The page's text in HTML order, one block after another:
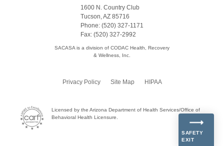
1600 N. Country Club
Tucson, AZ 85716
Phone: (520) 327-1171
Fax: (520) 327-2992
SACASA is a division of CODAC Health, Recovery
& Wellness, Inc.
Privacy Policy Site Map HIPAA
Licensed by the Arizona Department of Health Services/Office of
Behavioral Health Licensure.
SAFETY
EXIT